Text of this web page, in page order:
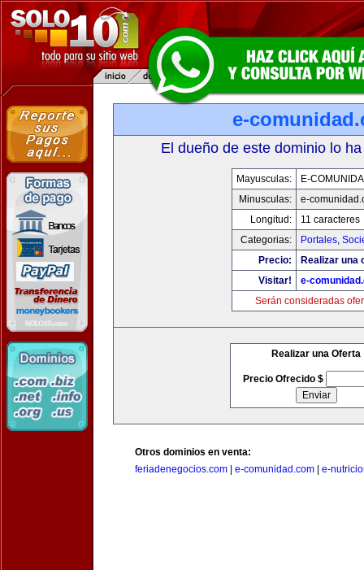
e-
El dueño de este dominio lo
Mayusculas:
E-
Minusculas:
e-
Longitud:
11 caracteres
Categorias:
Portales,
Precio:
Realizar una
Visitar!
e-
Serán consideradas
Realizar una Oferta
Precio Ofrecido $
Otros dominios en venta:
feriadenegocios.com
e-comunidad.com e-